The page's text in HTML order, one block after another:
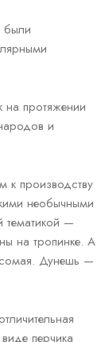
были
на протяжении
и
к производству
необычными
тематикой —
на тропинке. А
Дунешь —
перчика